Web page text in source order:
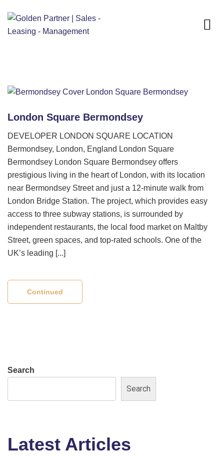
London Square Bermondsey
DEVELOPER LONDON SQUARE LOCATION
Bermondsey, London, England London Square
Bermondsey London Square Bermondsey offers
prestigious living in the heart of London, with its location
near Bermondsey Street and just a 12-minute walk from
London Bridge Station. The project, which provides easy
access to three subway stations, is surrounded by
independent restaurants, the local food market on Maltby
Street, green spaces, and top-rated schools. One of the
UK’s leading [...]
Continued
Search
Search
Latest Articles